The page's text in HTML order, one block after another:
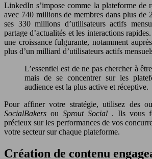
LinkedIn s’impose comme la plateforme de
avec 740 millions de membres dans plus de
ses 330 millions d’utilisateurs actifs
partage d’actualités et les interactions
une croissance fulgurante, notamment
plus d’un milliard d’utilisateurs actifs
L’essentiel est de ne pas chercher à
mais de se concentrer sur les
audience est la plus active et réceptive.
Pour affiner votre stratégie, utilisez des
SocialBakers ou Sprout Social . Ils vous
précieux sur les performances de vos
votre secteur sur chaque plateforme.
Création de contenu